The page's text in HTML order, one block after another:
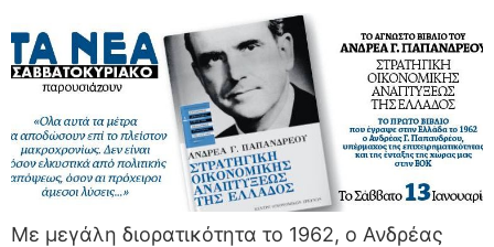
Με μεγάλη διορατικότητα το 1962, ο Ανδρέας